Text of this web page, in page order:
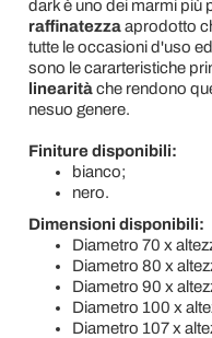
dark è uno dei marmi più
raffinatezzaaprodotto
tutte le occasioni d'uso
sono le cararteristiche
linearitàche rendono
nesuo genere.
Finiture disponibili:
bianco;
nero.
Dimensioni disponibili:
Diametro 70 x
Diametro 80 x
Diametro 90 x
Diametro 100 x
Diametro 107 x